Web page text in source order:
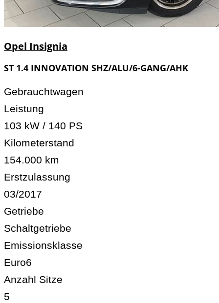
Opel Insignia
ST 1.4 INNOVATION SHZ/ALU/6-GANG/AHK
Gebrauchtwagen
Leistung
103 kW / 140 PS
Kilometerstand
154.000 km
Erstzulassung
03/2017
Getriebe
Schaltgetriebe
Emissionsklasse
Euro6
Anzahl Sitze
5